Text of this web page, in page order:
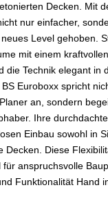
Decken. Mit
nur einfacher,
Level gehoben.
mit einem
die Technik elegant in
Euroboxx spricht
an, sondern
Ihre
Einbau sowohl in
Decken. Diese
für anspruchsvolle
Funktionalität Hand